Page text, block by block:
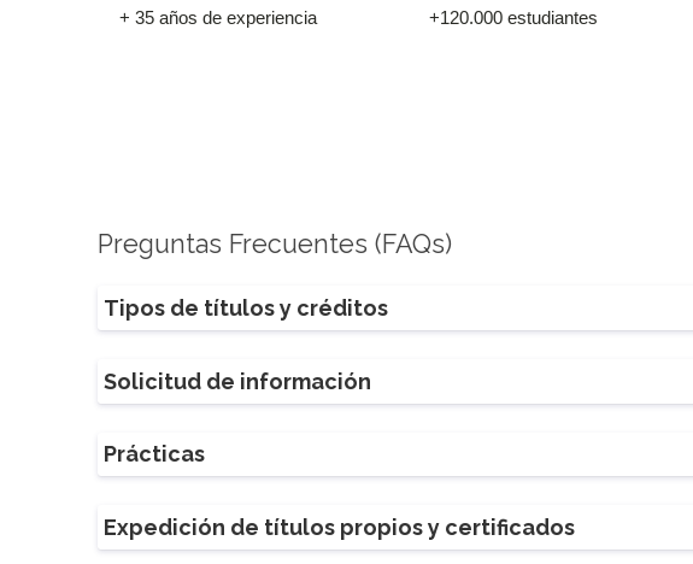
+ 35 años de experiencia +120.000 estudiantes
Preguntas Frecuentes (FAQs)
Tipos de títulos y créditos
Solicitud de información
Prácticas
Expedición de títulos propios y certificados